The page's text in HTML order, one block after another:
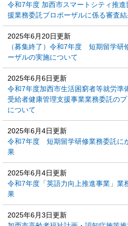
令和7年度 加西市スマートシティ推
援業務委託プロポーザルに係る審査
2025年6月20日更新
（募集終了）令和7年度 短期留学研
ーザルの実施について
2025年6月6日更新
令和7年度加西市生活困窮者等就労準
受給者健康管理支援事業業務委託の
について
2025年6月4日更新
令和7年度 短期留学研修業務委託に
果
2025年6月4日更新
令和7年度「英語力向上推進事業」業
果
2025年6月3日更新